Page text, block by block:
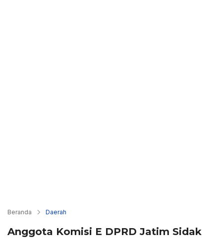
Beranda Daerah
Anggota Komisi E DPRD Jatim Sidak